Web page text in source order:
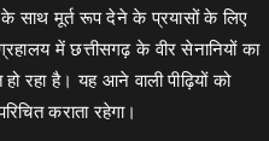
साथ मूर्त रूप देने के प्रयासों के लिए
में छत्तीसगढ़ के वीर सेनानियों का
रहा है। यह आने वाली पीढ़ियों को
कराता रहेगा।